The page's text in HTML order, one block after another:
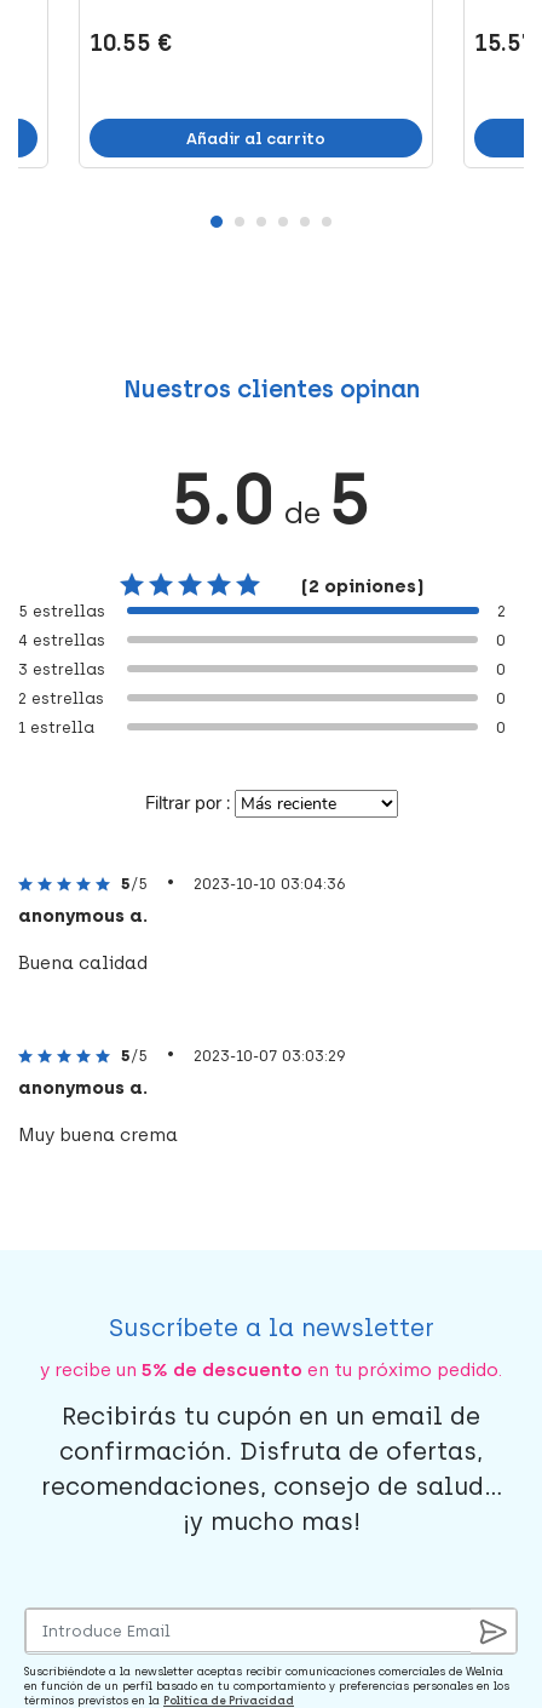
10.55 €
Añadir al carrito
15.57
Nuestros clientes opinan
5.0 de 5
(2 opiniones)
1 estrella 0
2 estrellas 0
3 estrellas 0
4 estrellas 0
5 estrellas 2
Filtrar por :
5/5 • 2023-10-10 03:04:36
anonymous a.
Buena calidad
5/5 • 2023-10-07 03:03:29
anonymous a.
Muy buena crema
Suscríbete a la newsletter
y recibe un 5% de descuento en tu próximo pedido.
Recibirás tu cupón en un email de
confirmación. Disfruta de ofertas,
recomendaciones, consejo de salud...
¡y mucho mas!
Suscribiéndote a la newsletter aceptas recibir comunicaciones comerciales de Welnia
en función de un perfil basado en tu comportamiento y preferencias personales en los
términos previstos en la Política de Privacidad